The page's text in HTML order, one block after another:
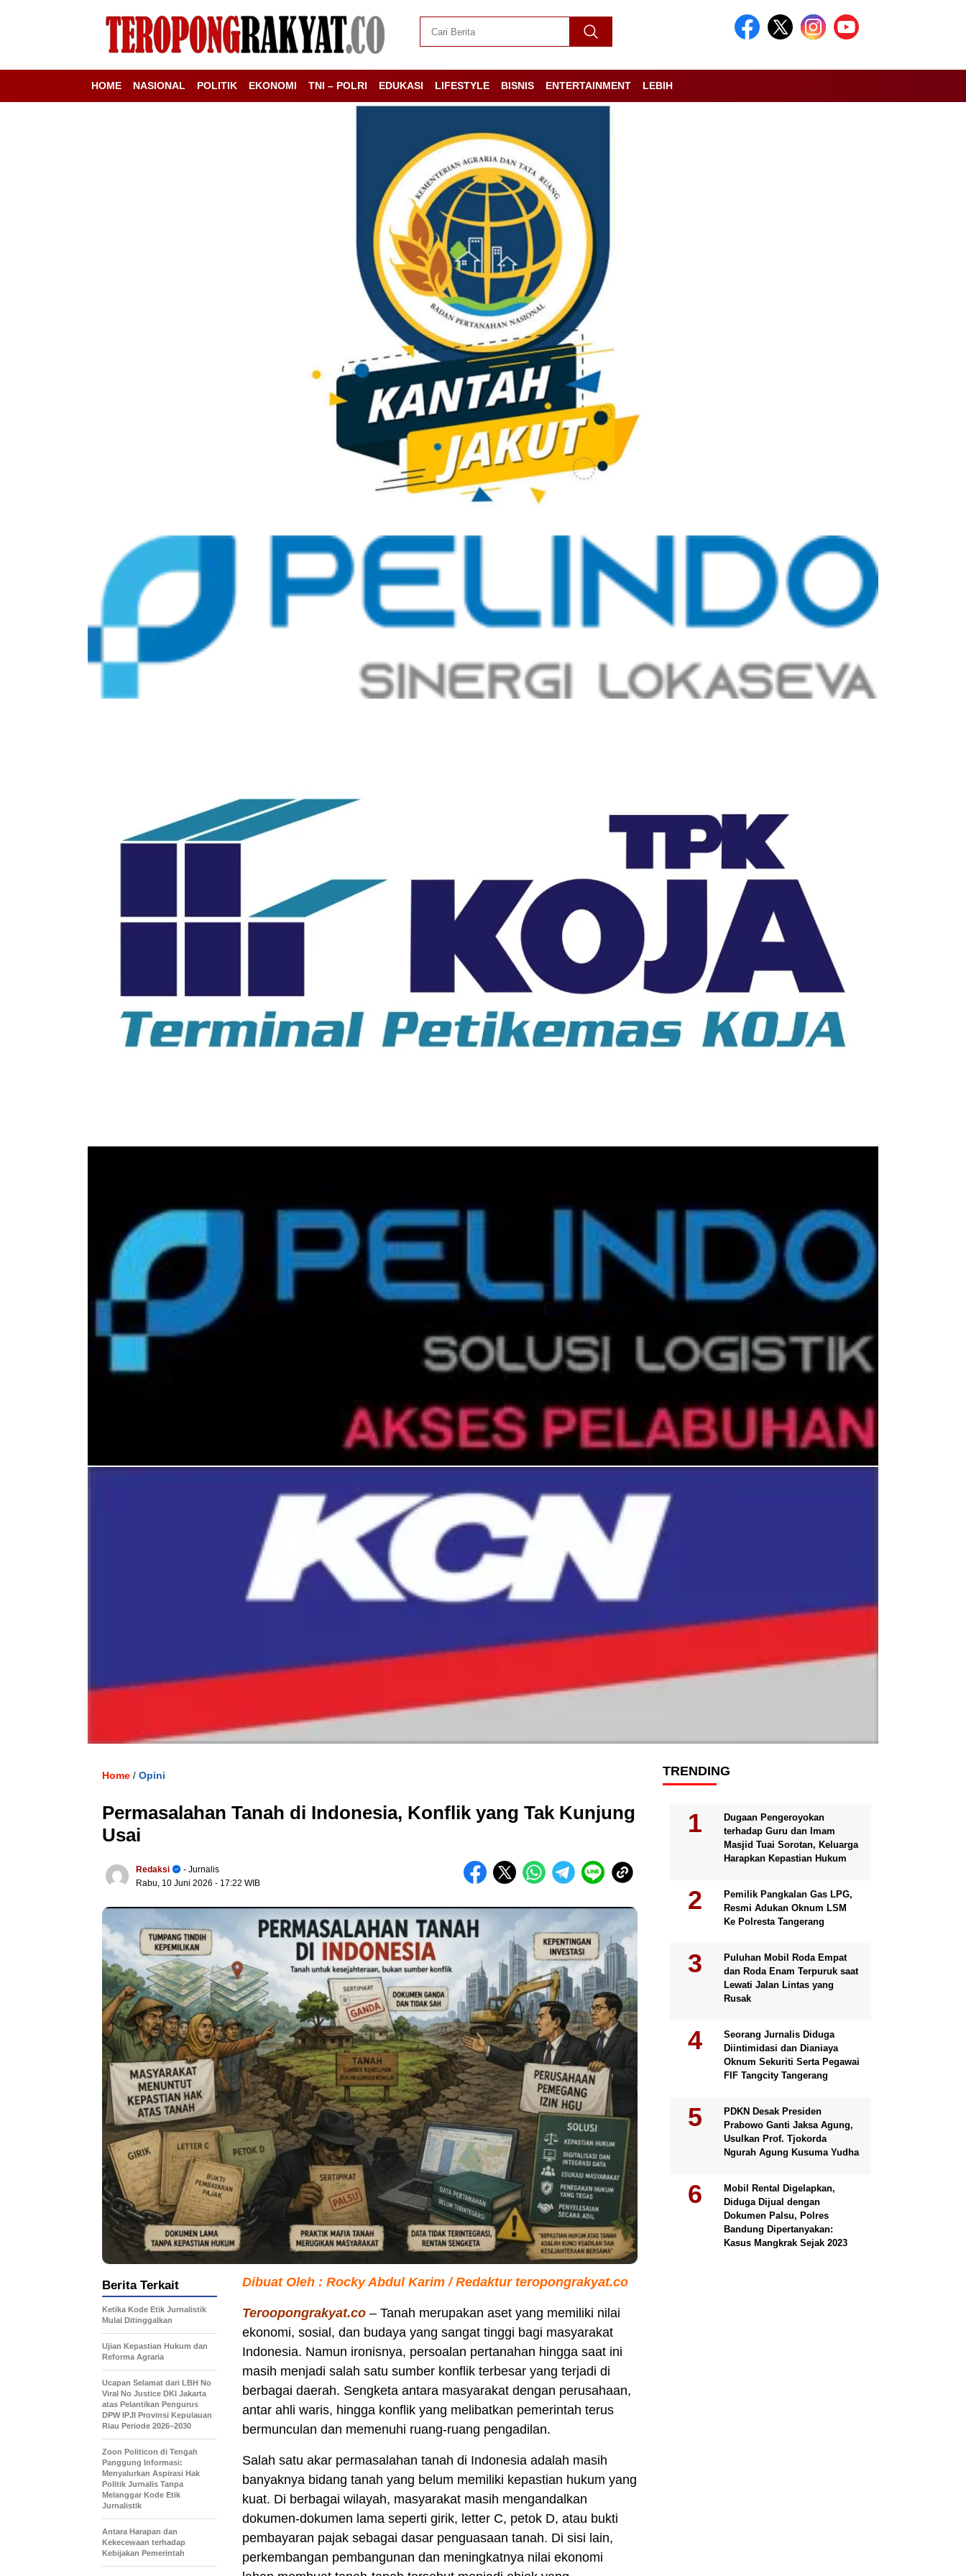
HOME NASIONAL POLITIK EKONOMI TNI – POLRI EDUKASI LIFESTYLE BISNIS ENTERTAINMENT LEBIH
Home / Opini
Permasalahan Tanah di Indonesia, Konflik yang Tak Kunjung
Usai
Redaksi
- Jurnalis
Rabu, 10 Juni 2026 - 17:22 WIB
Dibuat Oleh : Rocky Abdul Karim / Redaktur teropongrakyat.co
Teroopongrakyat.co – Tanah merupakan aset yang memiliki nilai
ekonomi, sosial, dan budaya yang sangat tinggi bagi masyarakat
Indonesia. Namun ironisnya, persoalan pertanahan hingga saat ini
masih menjadi salah satu sumber konflik terbesar yang terjadi di
berbagai daerah. Sengketa antara masyarakat dengan perusahaan,
antar ahli waris, hingga konflik yang melibatkan pemerintah terus
bermunculan dan memenuhi ruang-ruang pengadilan.
Salah satu akar permasalahan tanah di Indonesia adalah masih
banyaknya bidang tanah yang belum memiliki kepastian hukum yang
kuat. Di berbagai wilayah, masyarakat masih mengandalkan
dokumen-dokumen lama seperti girik, letter C, petok D, atau bukti
pembayaran pajak sebagai dasar penguasaan tanah. Di sisi lain,
perkembangan pembangunan dan meningkatnya nilai ekonomi
Berita Terkait
Ketika Kode Etik Jurnalistik
Mulai Ditinggalkan
Ujian Kepastian Hukum dan
Reforma Agraria
Ucapan Selamat dari LBH No
Viral No Justice DKI Jakarta
atas Pelantikan Pengurus
DPW IPJI Provinsi Kepulauan
Riau Periode 2026–2030
Zoon Politicon di Tengah
Panggung Informasi:
Menyalurkan Aspirasi Hak
Politik Jurnalis Tanpa
Melanggar Kode Etik
Jurnalistik
Antara Harapan dan
Kekecewaan terhadap
Kebijakan Pemerintah
TRENDING
Dugaan Pengeroyokan
terhadap Guru dan Imam
Masjid Tuai Sorotan, Keluarga
Harapkan Kepastian Hukum
Pemilik Pangkalan Gas LPG,
Resmi Adukan Oknum LSM
Ke Polresta Tangerang
Puluhan Mobil Roda Empat
dan Roda Enam Terpuruk saat
Lewati Jalan Lintas yang
Rusak
Seorang Jurnalis Diduga
Diintimidasi dan Dianiaya
Oknum Sekuriti Serta Pegawai
FIF Tangcity Tangerang
PDKN Desak Presiden
Prabowo Ganti Jaksa Agung,
Usulkan Prof. Tjokorda
Ngurah Agung Kusuma Yudha
Mobil Rental Digelapkan,
Diduga Dijual dengan
Dokumen Palsu, Polres
Bandung Dipertanyakan:
Kasus Mangkrak Sejak 2023